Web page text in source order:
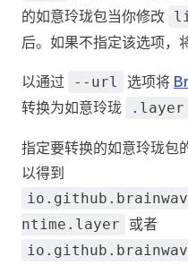
的如意玲珑包当你修改
后。如果不指定该选项，
以通过 --url 选项将
转换为如意玲珑
.layer
指定要转换的如意玲珑包
以得到
ntime.layer
或者